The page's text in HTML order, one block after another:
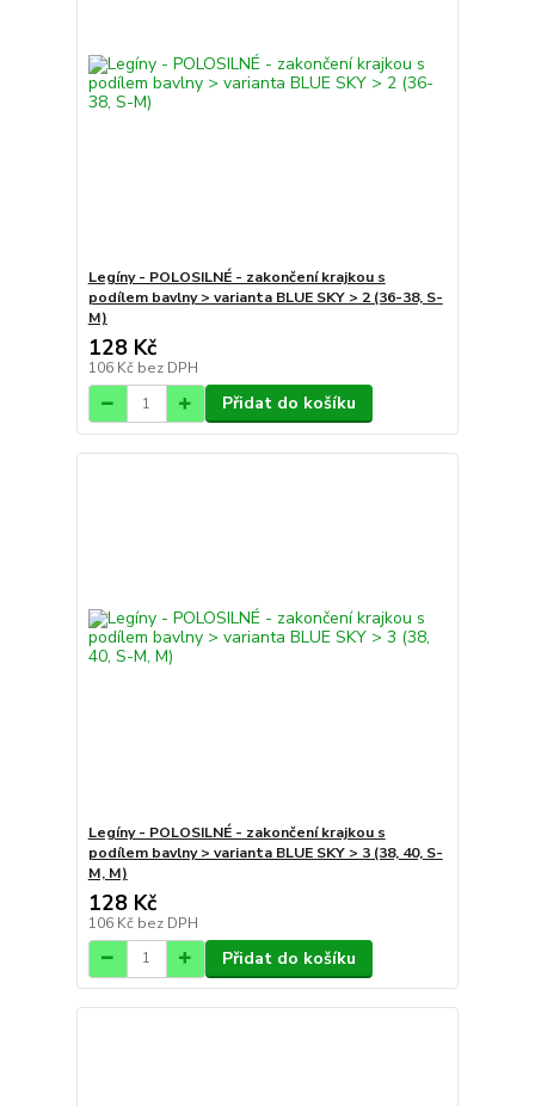
Legíny - POLOSILNÉ - zakončení krajkou s
podílem bavlny > varianta BLUE SKY > 2 (36-38, S-
M)
128 Kč
106 Kč bez DPH
Přidat do košíku
Legíny - POLOSILNÉ - zakončení krajkou s
podílem bavlny > varianta BLUE SKY > 3 (38, 40, S-
M, M)
128 Kč
106 Kč bez DPH
Přidat do košíku